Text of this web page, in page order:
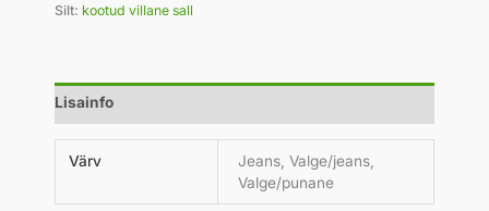
Silt: kootud villane sall
Lisainfo
Värv
Jeans, Valge/jeans,
Valge/punane